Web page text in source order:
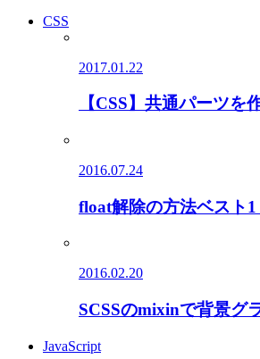
CSS
2017.01.22
【CSS】共通パーツを
2016.07.24
float解除の方法ベスト1
2016.02.20
SCSSのmixinで背景グ
JavaScript